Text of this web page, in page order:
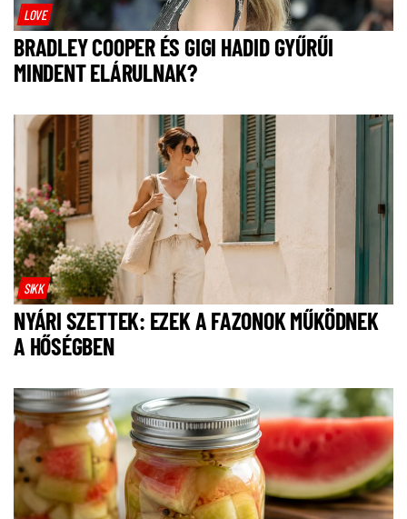
LOVE
BRADLEY COOPER ÉS GIGI HADID GYŰRŰI
MINDENT ELÁRULNAK?
SIKK
NYÁRI SZETTEK: EZEK A FAZONOK MŰKÖDNEK
A HŐSÉGBEN